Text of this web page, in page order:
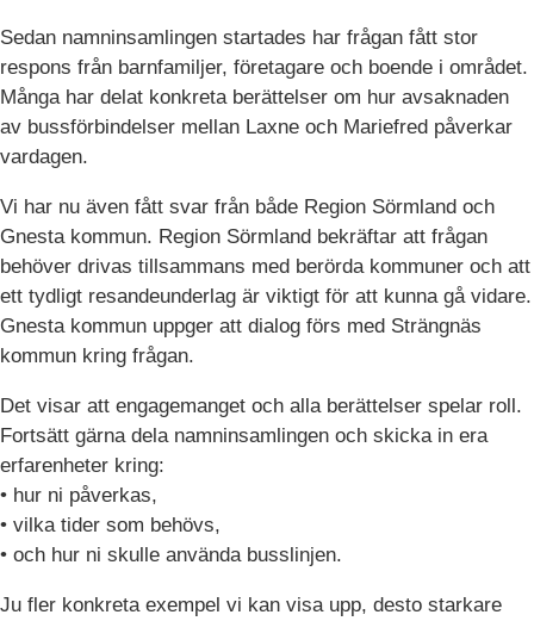
Sedan namninsamlingen startades har frågan fått stor
respons från barnfamiljer, företagare och boende i området.
Många har delat konkreta berättelser om hur avsaknaden
av bussförbindelser mellan Laxne och Mariefred påverkar
vardagen.
Vi har nu även fått svar från både Region Sörmland och
Gnesta kommun. Region Sörmland bekräftar att frågan
behöver drivas tillsammans med berörda kommuner och att
ett tydligt resandeunderlag är viktigt för att kunna gå vidare.
Gnesta kommun uppger att dialog förs med Strängnäs
kommun kring frågan.
Det visar att engagemanget och alla berättelser spelar roll.
Fortsätt gärna dela namninsamlingen och skicka in era
erfarenheter kring:
• hur ni påverkas,
• vilka tider som behövs,
• och hur ni skulle använda busslinjen.
Ju fler konkreta exempel vi kan visa upp, desto starkare